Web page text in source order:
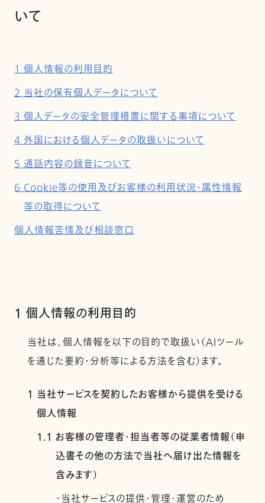
いて
1 個人情報の利用目的
2 当社の保有個人データについて
3 個人データの安全管理措置に関する事項について
4 外国における個人データの取扱いについて
5 通話内容の録音について
6 Cookie等の使用及びお客様の利用状況・属性情報
等の取得について
個人情報苦情及び相談窓口
1 個人情報の利用目的
当社は、個人情報を以下の目的で取扱い（AIツール
を通じた要約・分析等による方法を含む）ます。
1 当社サービスを契約したお客様から提供を受ける
個人情報
1.1 お客様の管理者・担当者等の従業者情報（申
込書その他の方法で当社へ届け出た情報を
含みます）
・当社サービスの提供・管理・運営のため